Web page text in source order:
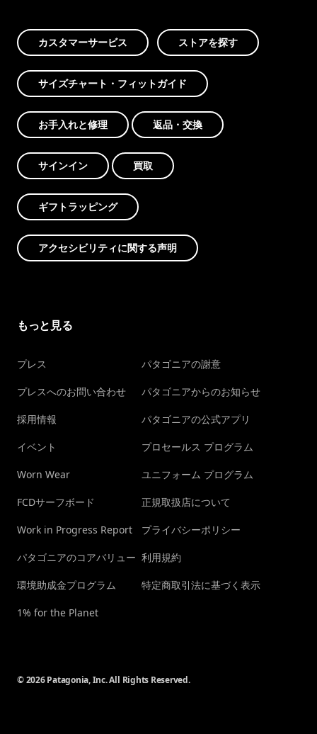
カスタマーサービス ストアを探す
サイズチャート・フィットガイド
お手入れと修理 返品・交換
サインイン 買取
ギフトラッピング
アクセシビリティに関する声明
もっと見る
プレス
プレスへのお問い合わせ
採用情報
イベント
Worn Wear
FCDサーフボード
Work in Progress Report
パタゴニアのコアバリュー
環境助成金プログラム
1% for the Planet
パタゴニアの謝意
パタゴニアからのお知らせ
パタゴニアの公式アプリ
プロセールス プログラム
ユニフォーム プログラム
正規取扱店について
プライバシーポリシー
利用規約
特定商取引法に基づく表示
© 2026 Patagonia, Inc. All Rights Reserved.